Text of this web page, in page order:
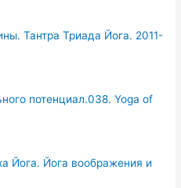
Тантра Триада Йога. 2011-
потенциал.038. Yoga of
Йога. Йога воображения и